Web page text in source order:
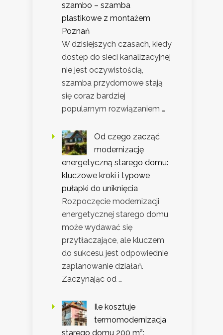
szambo – szamba
plastikowe z montażem
Poznań
W dzisiejszych czasach, kiedy
dostęp do sieci kanalizacyjnej
nie jest oczywistością,
szamba przydomowe stają
się coraz bardziej
popularnym rozwiązaniem …
Od czego zacząć
modernizację
energetyczną starego domu:
kluczowe kroki i typowe
pułapki do uniknięcia
Rozpoczęcie modernizacji
energetycznej starego domu
może wydawać się
przytłaczające, ale kluczem
do sukcesu jest odpowiednie
zaplanowanie działań.
Zaczynając od …
Ile kosztuje
termomodernizacja
starego domu 200 m²: